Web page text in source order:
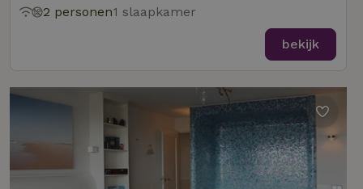
2 personen1 slaapkamer
bekijk